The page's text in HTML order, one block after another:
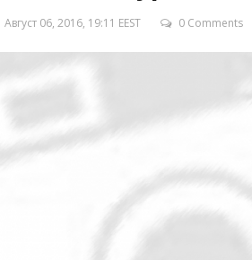
Август 06, 2016, 19:11 EEST 0 Comments